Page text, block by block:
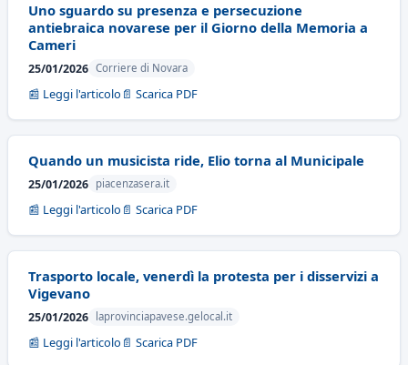
Uno sguardo su presenza e persecuzione
antiebraica novarese per il Giorno della Memoria a
Cameri
25/01/2026 Corriere di Novara
📰 Leggi l'articolo 📄 Scarica PDF
Quando un musicista ride, Elio torna al Municipale
25/01/2026 piacenzasera.it
📰 Leggi l'articolo 📄 Scarica PDF
Trasporto locale, venerdì la protesta per i disservizi a
Vigevano
25/01/2026 laprovinciapavese.gelocal.it
📰 Leggi l'articolo 📄 Scarica PDF